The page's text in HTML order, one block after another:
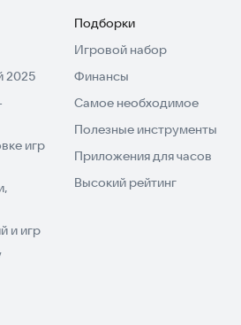
2025
игр
и игр
Подборки
Игровой набор
Финансы
Самое необходимое
Полезные инструменты
Приложения для часов
Высокий рейтинг